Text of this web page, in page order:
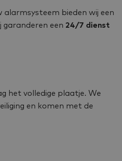
alarmsysteem bieden wij een
garanderen een 24/7 dienst
het volledige plaatje. We
en komen met de